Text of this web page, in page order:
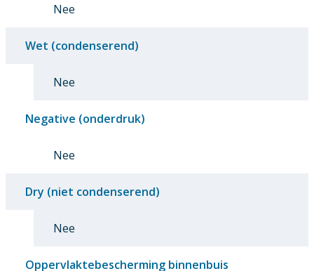
Nee
Wet (condenserend)
Nee
Negative (onderdruk)
Nee
Dry (niet condenserend)
Nee
Oppervlaktebescherming binnenbuis